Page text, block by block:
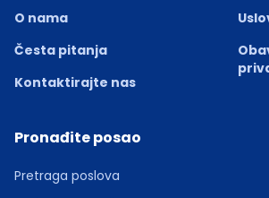
O nama
Česta pitanja
Kontaktirajte nas
Pronađite posao
Pretraga poslova